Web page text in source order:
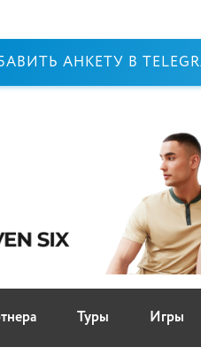
АНКЕТУ В
Туры Игры